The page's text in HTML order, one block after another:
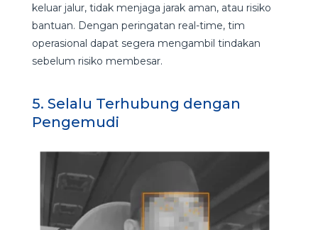
keluar jalur, tidak menjaga jarak aman, atau risiko
bantuan. Dengan peringatan real-time, tim
operasional dapat segera mengambil tindakan
sebelum risiko membesar.
5. Selalu Terhubung dengan
Pengemudi